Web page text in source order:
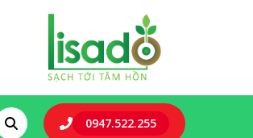
0947.522.255